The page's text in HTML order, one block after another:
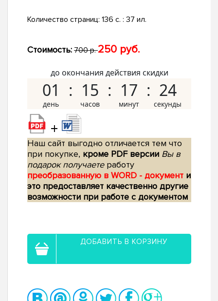
Количество страниц: 136 с. : 37 ил.
Стоимость: 700 р.250 руб.
до окончания действия скидки
01 15 17 23
+
Наш сайт выгодно отличается тем что
при покупке, кроме PDF версии Вы в
подарок получаетеработу
преобразованную в WORD - документ и
это предоставляет качественно другие
возможности при работе с документом
ДОБАВИТЬ В КОРЗИНУ